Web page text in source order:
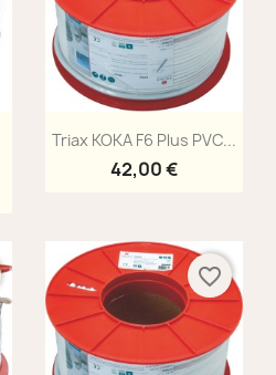
Aperçu rapide
Triax KOKA F6 Plus PVC...
42,00 €
favorite_border